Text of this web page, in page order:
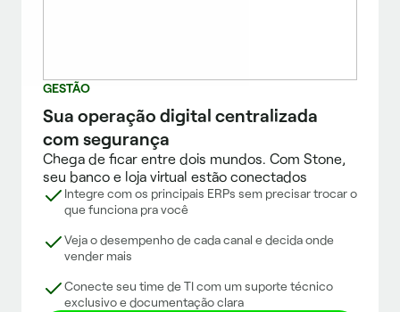
GESTÃO
Sua operação digital centralizada
com segurança
Chega de ficar entre dois mundos. Com Stone,
seu banco e loja virtual estão conectados
Integre com os principais ERPs sem precisar trocar o
que funciona pra você
Veja o desempenho de cada canal e decida onde
vender mais
Conecte seu time de TI com um suporte técnico
exclusivo e documentação clara